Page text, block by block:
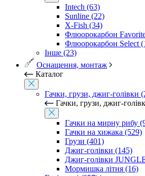
Intech (63)
Sunline (22)
X-Fish (34)
Флюорокарбон
Флюорокарбон Select
Інше (23)
Оснащення, монтаж
Каталог
Гачки, грузи, джиг-голівки
Гачки, грузи, джиг-
Гачки на мирну рибу
Гачки на хижака (529)
Грузи (401)
Джиг-голівки (145)
Джиг-голівки
Мормишка літня (16)